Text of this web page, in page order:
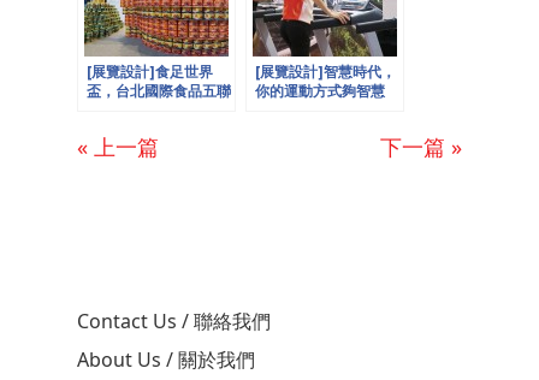
[展覽設計]食足世界
盃，台北國際食品五聯
[展覽設計]智慧時代，
你的運動方式夠智慧
« 上一篇 下一篇 »
Contact Us / 聯絡我們
About Us / 關於我們